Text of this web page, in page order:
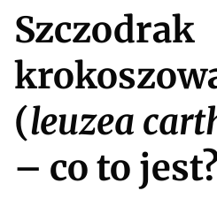
Szczodrak
(leuzea
– co to